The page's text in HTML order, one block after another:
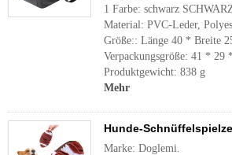
1 Farbe: schwarz
Material: PVC-Leder,
Größe:: Länge 40 * Breite
Verpackungsgröße: 41 * 29
Produktgewicht: 838 g
Mehr
Hunde-
Marke: Doglemi.